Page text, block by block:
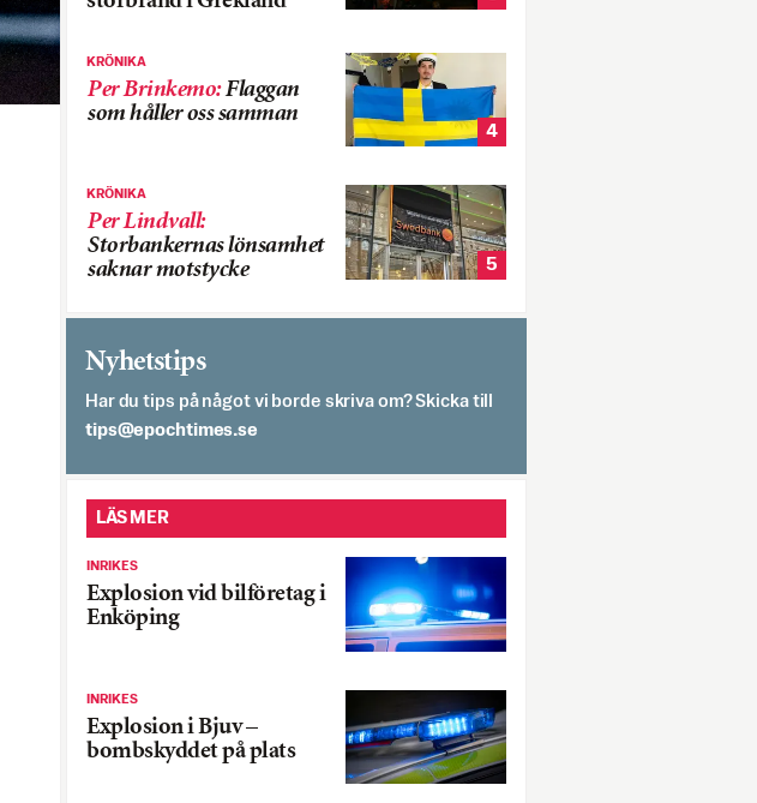
KRÖNIKA
Per Brinkemo:Flaggan
som håller oss samman
4
KRÖNIKA
Per Lindvall:
Storbankernas lönsamhet
saknar motstycke
5
Nyhetstips
Har du tips på något vi borde skriva om? Skicka till
es.semithcope@spit
LÄS MER
INRIKES
Explosion vid bilföretag i
Enköping
INRIKES
Explosion i Bjuv –
bombskyddet på plats